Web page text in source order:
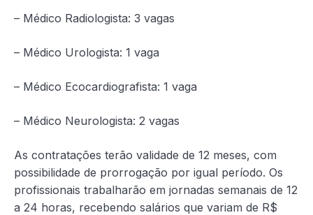
– Médico Radiologista: 3 vagas
– Médico Urologista: 1 vaga
– Médico Ecocardiografista: 1 vaga
– Médico Neurologista: 2 vagas
As contratações terão validade de 12 meses, com
possibilidade de prorrogação por igual período. Os
profissionais trabalharão em jornadas semanais de 12
a 24 horas, recebendo salários que variam de R$